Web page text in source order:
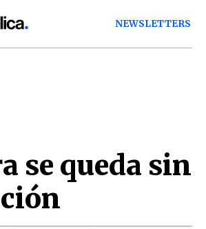
NEWSLETTERS
se queda sin